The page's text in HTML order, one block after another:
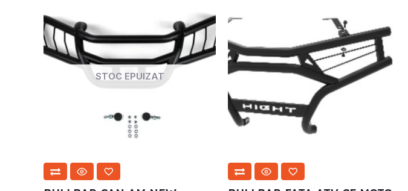
STOC EPUIZAT